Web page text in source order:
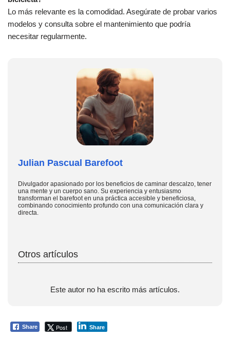
Lo más relevante es la comodidad. Asegúrate de probar varios
modelos y consulta sobre el mantenimiento que podría
necesitar regularmente.
Julian Pascual Barefoot
Divulgador apasionado por los beneficios de caminar descalzo, tener
una mente y un cuerpo sano. Su experiencia y entusiasmo
transforman el barefoot en una práctica accesible y beneficiosa,
combinando conocimiento profundo con una comunicación clara y
directa.
Otros artículos
Este autor no ha escrito más artículos.
Share Post Share